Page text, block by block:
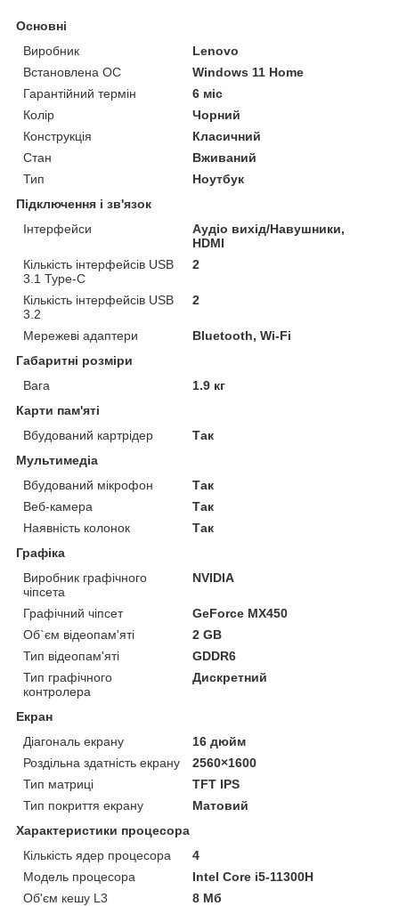
Основні
Виробник
Lenovo
Встановлена ОС
Windows 11 Home
Гарантійний термін
6 міс
Колір
Чорний
Конструкція
Класичний
Стан
Вживаний
Тип
Ноутбук
Підключення і зв'язок
Інтерфейси
Аудіо вихід/Навушники,
HDMI
Кількість інтерфейсів USB
3.1 Type-C
2
Кількість інтерфейсів USB
3.2
2
Мережеві адаптери
Bluetooth, Wi-Fi
Габаритні розміри
Вага
1.9 кг
Карти пам'яті
Вбудований картрідер
Так
Мультимедіа
Вбудований мікрофон
Так
Веб-камера
Так
Наявність колонок
Так
Графіка
Виробник графічного
чіпсета
NVIDIA
Графічний чіпсет
GeForce MX450
Об`єм відеопам'яті
2 GB
Тип відеопам'яті
GDDR6
Тип графічного
контролера
Дискретний
Екран
Діагональ екрану
16 дюйм
Роздільна здатність екрану
2560×1600
Тип матриці
TFT IPS
Тип покриття екрану
Матовий
Характеристики процесора
Кількість ядер процесора
4
Модель процесора
Intel Core i5-11300H
Об'єм кешу L3
8 Мб